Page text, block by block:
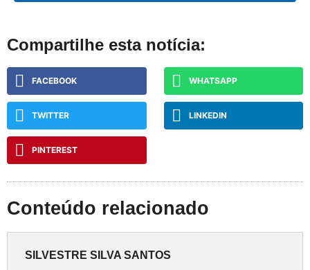
Compartilhe esta notícia:
FACEBOOK WHATSAPP
TWITTER LINKEDIN
PINTEREST
Conteúdo relacionado
SILVESTRE SILVA SANTOS